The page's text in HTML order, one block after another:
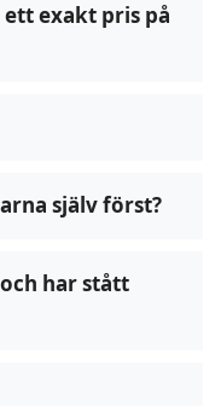
exakt pris på
själv först?
har stått